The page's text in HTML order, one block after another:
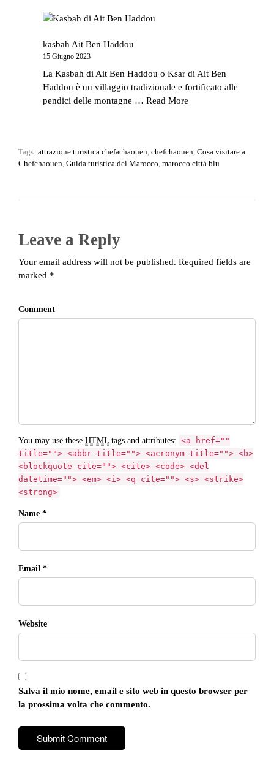
kasbah Ait Ben Haddou
15 Giugno 2023
La Kasbah di Ait Ben Haddou o Ksar di Ait Ben
Haddou è un villaggio tradizionale e fortificato alle
pendici delle montagne … Read More
Tags: attrazione turistica chefachaouen, chefchaouen, Cosa visitare a
Chefchaouen, Guida turistica del Marocco, marocco città blu
Leave a Reply
Your email address will not be published. Required fields are
marked *
Comment
You may use these HTML tags and attributes: <a href=""
title=""> <abbr title=""> <acronym title=""> <b>
<blockquote cite=""> <cite> <code> <del
datetime=""> <em> <i> <q cite=""> <s> <strike>
<strong>
Name *
Email *
Website
Salva il mio nome, email e sito web in questo browser per
la prossima volta che commento.